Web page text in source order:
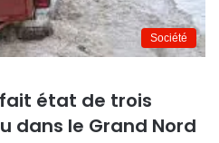
Société
état de trois
dans le Grand Nord